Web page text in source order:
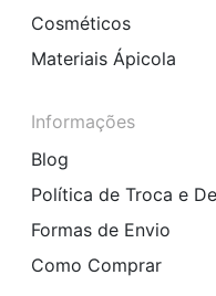
Cosméticos
Materiais Ápicola
Informações
Blog
Política de Troca e
Formas de Envio
Como Comprar